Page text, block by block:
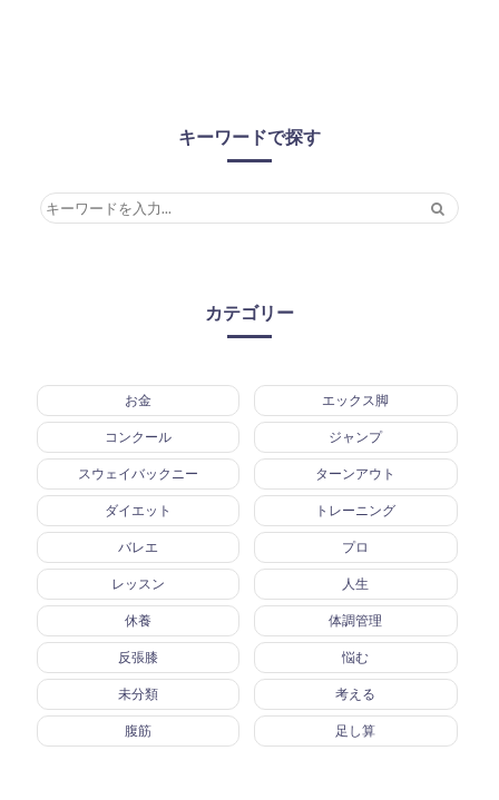
キーワードで探す
カテゴリー
お金 エックス脚
コンクール ジャンプ
スウェイバックニー ターンアウト
ダイエット トレーニング
バレエ プロ
レッスン 人生
休養 体調管理
反張膝 悩む
未分類 考える
腹筋 足し算